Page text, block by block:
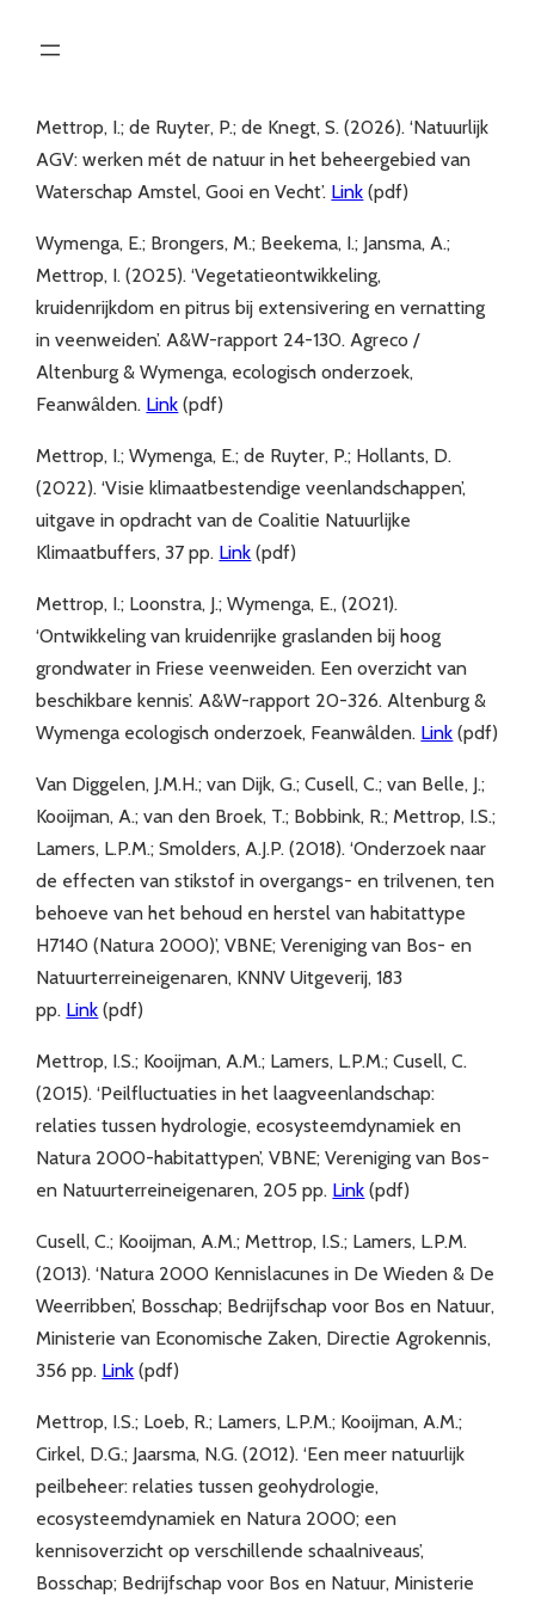
naar
inhoud
Mettrop, I.; de Ruyter, P.; de Knegt, S. (2026). ‘Natuurlijk
AGV: werken mét de natuur in het beheergebied van
Waterschap Amstel, Gooi en Vecht’. Link (pdf)
Wymenga, E.; Brongers, M.; Beekema, I.; Jansma, A.;
Mettrop, I. (2025). ‘Vegetatieontwikkeling,
kruidenrijkdom en pitrus bij extensivering en vernatting
in veenweiden’. A&W-rapport 24-130. Agreco /
Altenburg & Wymenga, ecologisch onderzoek,
Feanwâlden. Link (pdf)
Mettrop, I.; Wymenga, E.; de Ruyter, P.; Hollants, D.
(2022). ‘Visie klimaatbestendige veenlandschappen’,
uitgave in opdracht van de Coalitie Natuurlijke
Klimaatbuffers, 37 pp. Link (pdf)
Mettrop, I.; Loonstra, J.; Wymenga, E., (2021).
‘Ontwikkeling van kruidenrijke graslanden bij hoog
grondwater in Friese veenweiden. Een overzicht van
beschikbare kennis’. A&W-rapport 20-326. Altenburg &
Wymenga ecologisch onderzoek, Feanwâlden. Link (pdf)
Van Diggelen, J.M.H.; van Dijk, G.; Cusell, C.; van Belle, J.;
Kooijman, A.; van den Broek, T.; Bobbink, R.; Mettrop, I.S.;
Lamers, L.P.M.; Smolders, A.J.P. (2018). ‘Onderzoek naar
de effecten van stikstof in overgangs- en trilvenen, ten
behoeve van het behoud en herstel van habitattype
H7140 (Natura 2000)’, VBNE; Vereniging van Bos- en
Natuurterreineigenaren, KNNV Uitgeverij, 183
pp. Link (pdf)
Mettrop, I.S.; Kooijman, A.M.; Lamers, L.P.M.; Cusell, C.
(2015). ‘Peilfluctuaties in het laagveenlandschap:
relaties tussen hydrologie, ecosysteemdynamiek en
Natura 2000-habitattypen’, VBNE; Vereniging van Bos-
en Natuurterreineigenaren, 205 pp. Link (pdf)
Cusell, C.; Kooijman, A.M.; Mettrop, I.S.; Lamers, L.P.M.
(2013). ‘Natura 2000 Kennislacunes in De Wieden & De
Weerribben’, Bosschap; Bedrijfschap voor Bos en Natuur,
Ministerie van Economische Zaken, Directie Agrokennis,
356 pp. Link (pdf)
Mettrop, I.S.; Loeb, R.; Lamers, L.P.M.; Kooijman, A.M.;
Cirkel, D.G.; Jaarsma, N.G. (2012). ‘Een meer natuurlijk
peilbeheer: relaties tussen geohydrologie,
ecosysteemdynamiek en Natura 2000; een
kennisoverzicht op verschillende schaalniveaus’,
Bosschap; Bedrijfschap voor Bos en Natuur, Ministerie